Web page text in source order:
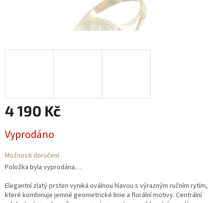
4 190 Kč
cena:
Vyprodáno
Možnosti doručení
Položka byla vyprodána…
Elegantní zlatý prsten vyniká oválnou hlavou s výrazným ručním rytím,
které kombinuje jemné geometrické linie a florální motivy. Centrální